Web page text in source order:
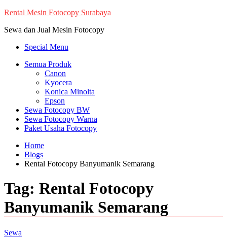
Skip
content
Rental Mesin Fotocopy Surabaya
Sewa dan Jual Mesin Fotocopy
Special Menu
Semua Produk
Canon
Kyocera
Konica Minolta
Epson
Sewa Fotocopy BW
Sewa Fotocopy Warna
Paket Usaha Fotocopy
Home
Blogs
Rental Fotocopy Banyumanik Semarang
Tag: Rental Fotocopy
Banyumanik Semarang
Sewa